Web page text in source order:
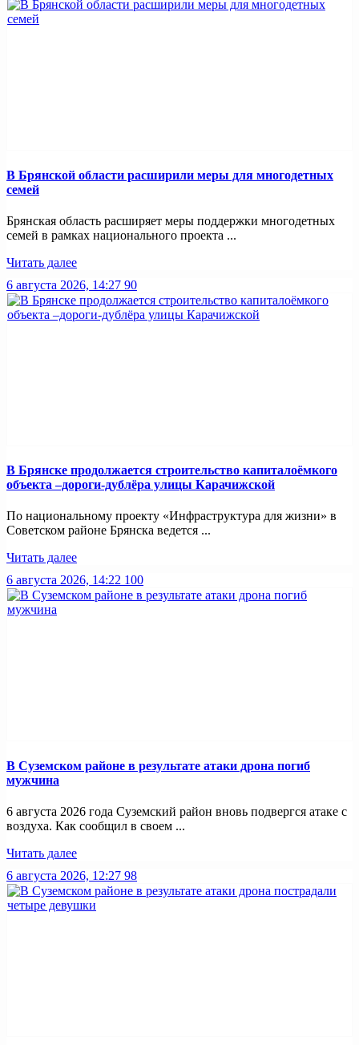
В Брянской области расширили меры для многодетных
семей
Брянская область расширяет меры поддержки многодетных
семей в рамках национального проекта ...
Читать далее
6 августа 2026, 14:27 90
В Брянске продолжается строительство капиталоёмкого
объекта –дороги-дублёра улицы Карачижской
По национальному проекту «Инфраструктура для жизни» в
Советском районе Брянска ведется ...
Читать далее
6 августа 2026, 14:22 100
В Суземском районе в результате атаки дрона погиб
мужчина
6 августа 2026 года Суземский район вновь подвергся атаке с
воздуха. Как сообщил в своем ...
Читать далее
6 августа 2026, 12:27 98